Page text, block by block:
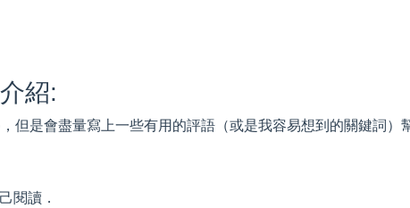
紹:
但是會盡量寫上一些有用的評語（或是我容易想到的關鍵詞）
閱讀．